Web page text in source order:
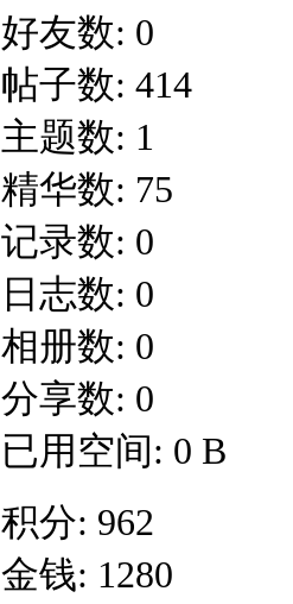
好友数: 0
帖子数: 414
主题数: 1
精华数: 75
记录数: 0
日志数: 0
相册数: 0
分享数: 0
已用空间: 0 B
积分: 962
金钱: 1280